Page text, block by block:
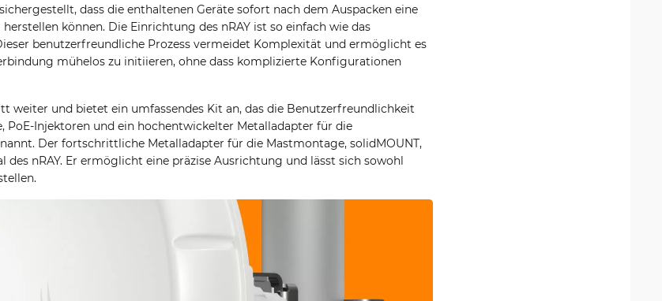
dass die enthaltenen Geräte sofort nach dem Auspacken eine
können. Die Einrichtung des nRAY ist so einfach wie das
benutzerfreundliche Prozess vermeidet Komplexität und ermöglicht es
mühelos zu initiieren, ohne dass komplizierte Konfigurationen
weiter und bietet ein umfassendes Kit an, das die Benutzerfreundlichkeit
PoE-Injektoren und ein hochentwickelter Metalladapter für die
Der fortschrittliche Metalladapter für die Mastmontage, solidMOUNT,
des nRAY. Er ermöglicht eine präzise Ausrichtung und lässt sich sowohl